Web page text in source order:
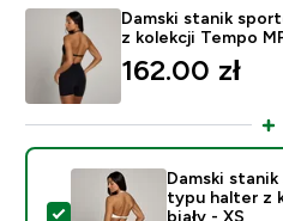
Damski stanik
z kolekcji Tempo
162.00 zł‎
Wybierz ten produkt -
Damski
typu halter z
biały - XS